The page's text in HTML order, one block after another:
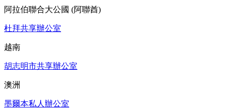
阿拉伯聯合大公國 (阿聯酋)
杜拜共享辦公室
越南
胡志明市共享辦公室
澳洲
墨爾本私人辦公室